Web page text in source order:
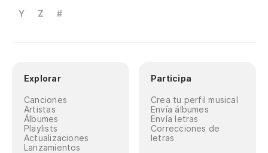
Y
Z #
Explorar
Canciones
Artistas
Álbumes
Playlists
Actualizaciones
Lanzamientos
Participa
Crea tu perfil musical
Envía álbumes
Envía letras
Correcciones de
letras